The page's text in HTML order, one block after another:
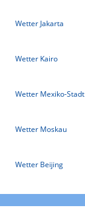
Wetter Jakarta
Wetter Kairo
Wetter Mexiko-Stadt
Wetter Moskau
Wetter Beijing